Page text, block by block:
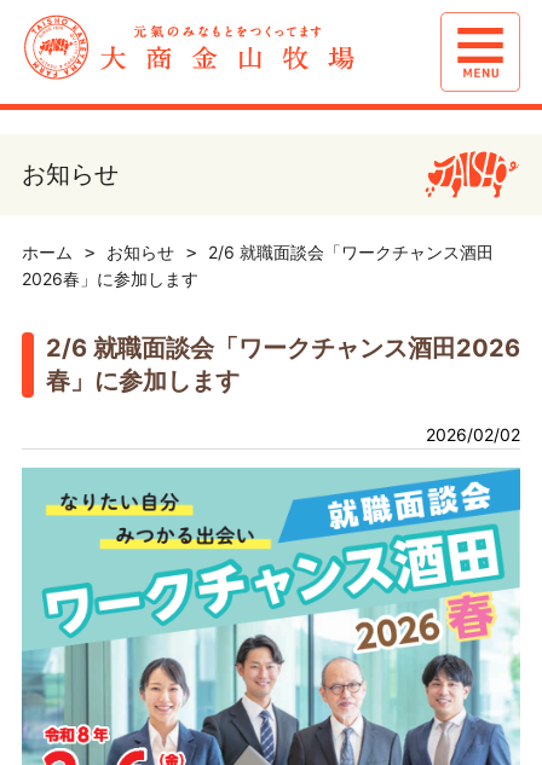
お知らせ
ホーム お知らせ
2/6 就職面談会「ワークチャンス酒田
2026春」に参加します
2/6 就職面談会「ワークチャンス酒田2026
春」に参加します
2026/02/02